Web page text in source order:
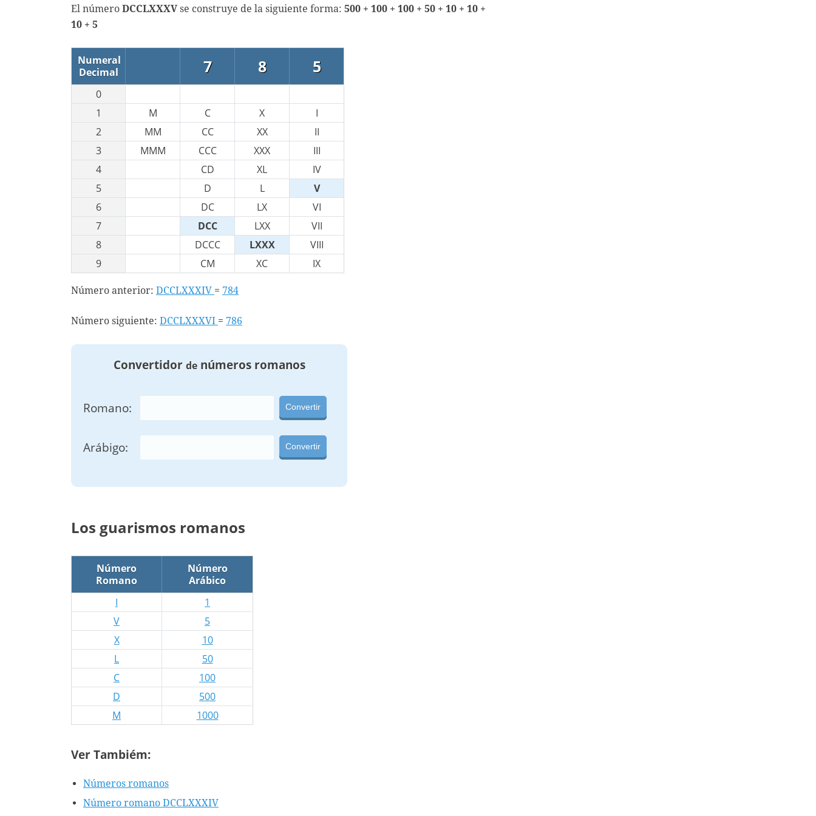
El número DCCLXXXVse construye de la siguiente forma: 500 + 100 + 100 + 50 + 10 + 10 +
10 + 5
Numeral
Decimal
7 8 5
0
1
M C X
I
2
MM CC XX
II
3
MMM CCC XXX
III
4
CD XL
IV
5
D L
V
6
DC LX
VI
7
DCC LXX
VII
8
DCCC LXXX
VIII
9
CM XC IX
Número anterior: DCCLXXXIV = 784
Número siguiente: DCCLXXXVI = 786
Convertidor denúmeros romanos
Romano: Convertir
Arábigo: Convertir
Los guarismos romanos
Número
Romano
Número
Arábico
I
1
V
5
X
10
L
50
C
100
D
500
M
1000
Ver Tambiém:
Números romanos
Número romano DCCLXXXIV